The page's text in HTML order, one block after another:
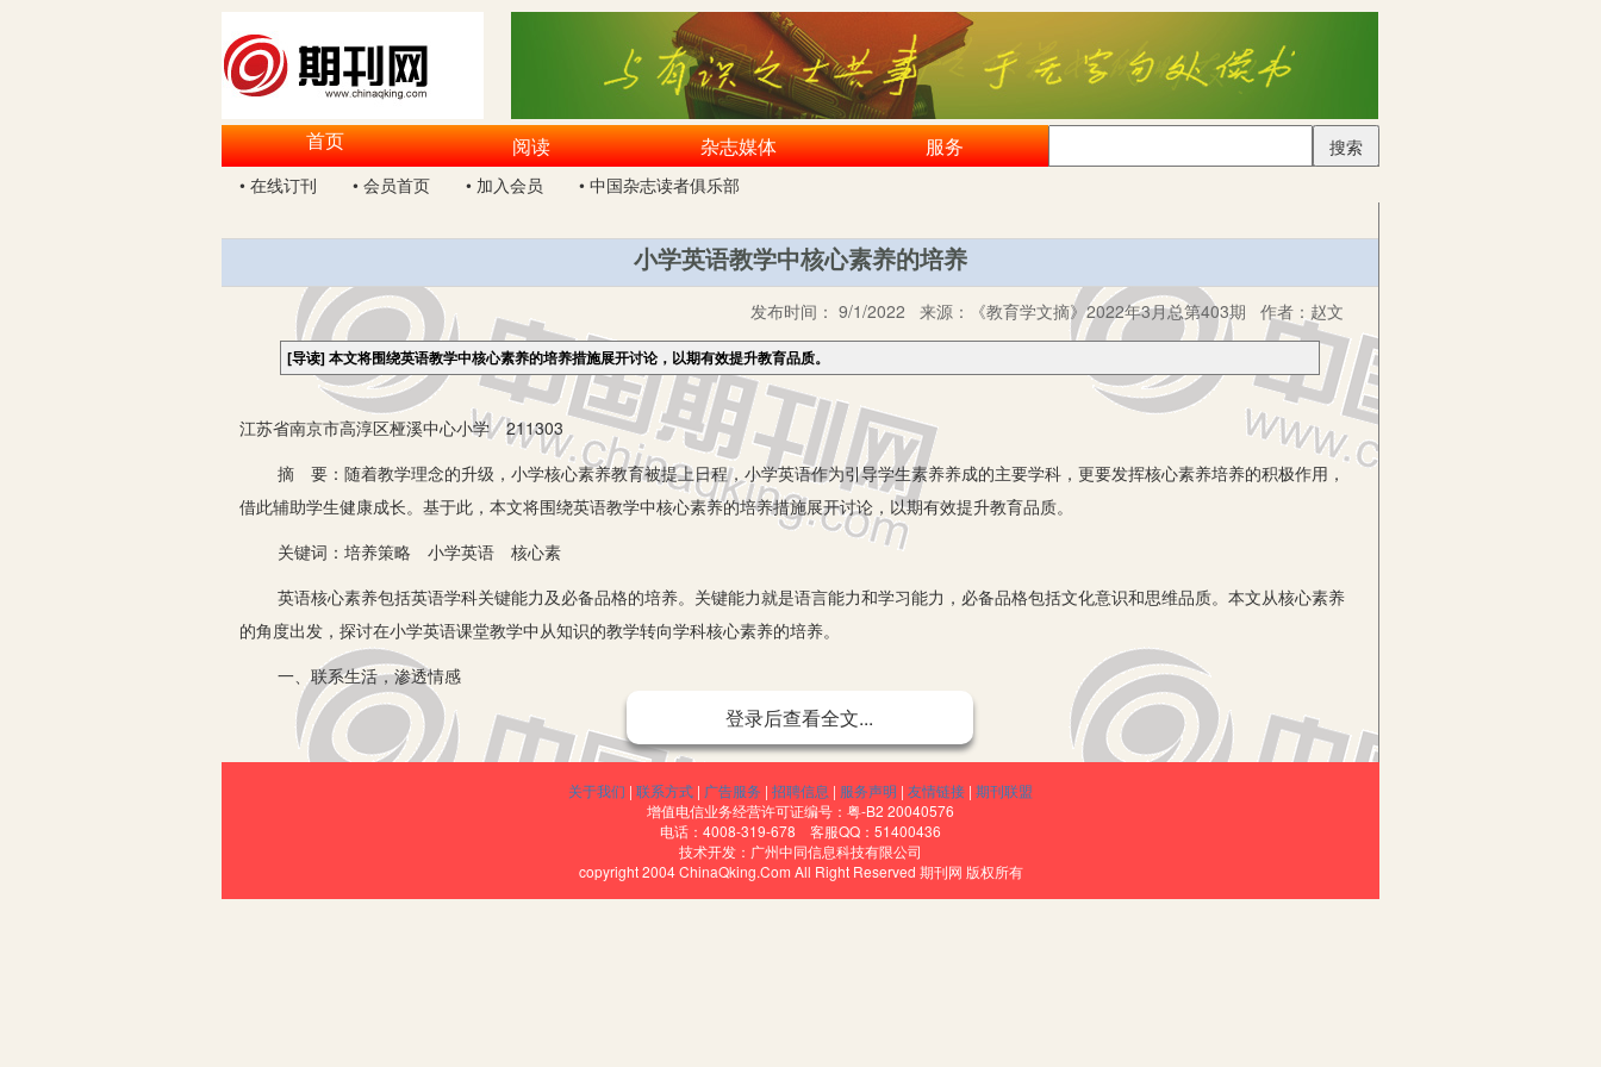
首页 阅读 杂志媒体 服务
搜索
• 在线订刊
• 会员首页 • 加入会员 • 中国杂志读者俱乐部
小学英语教学中核心素养的培养
发布时间： 9/1/2022 来源： 《教育学文摘》2022年3月总第403期 作者： 赵文
[导读]本文将围绕英语教学中核心素养的培养措施展开讨论，以期有效提升教育品质。
江苏省南京市高淳区桠溪中心小学 211303
摘 要：随着教学理念的升级，小学核心素养教育被提上日程，小学英语作为引导学生素养养成的主要学科，更要发挥核心素养培养的积极作用，
借此辅助学生健康成长。基于此，本文将围绕英语教学中核心素养的培养措施展开讨论，以期有效提升教育品质。
关键词：培养策略 小学英语 核心素
英语核心素养包括英语学科关键能力及必备品格的培养。关键能力就是语言能力和学习能力，必备品格包括文化意识和思维品质。本文从核心素养
的角度出发，探讨在小学英语课堂教学中从知识的教学转向学科核心素养的培养。
一、联系生活，渗透情感
课标要求教师创设生活化的语境，采用循序渐进的语言实践活动，以培养学生用英语的能力。若教师创设的情境与教学内容关联，不仅可以让学生
迅速融入课堂，了解学习内容，习得语言，更能活跃课堂氛围，提高教学效率。
案例1：六年级下册 Unit 8 Our dreams 的 Story time 教学。
上课伊始，老师抓住学生的好奇心，用班上同学特长活动的照片，以及他们熟悉的“明星”照片，配上欢快的英文歌曲，以欣赏的形式，激活了学生关
于“职业”名称的单词储备，不仅让学生关注了故事主题，产生了兴趣，更发散了学生的思维，为师生交流做了铺垫。
登录后查看全文...
关于我们 | 联系方式 | 广告服务 | 招聘信息 | 服务声明 | 友情链接 | 期刊联盟
增值电信业务经营许可证编号：粤-B2 20040576
电话：4008-319-678 客服QQ：51400436
技术开发：广州中同信息科技有限公司
copyright 2004 ChinaQking.Com All Right Reserved 期刊网 版权所有